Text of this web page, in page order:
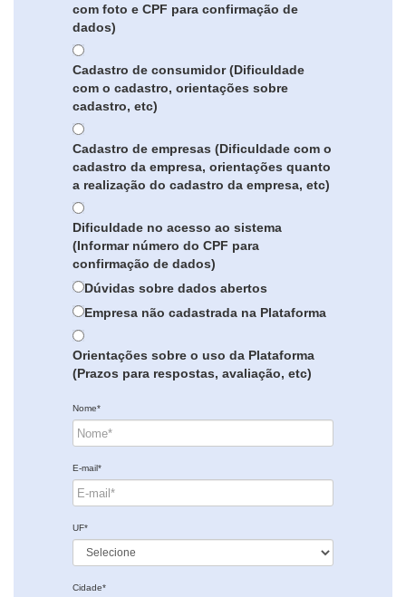
com foto e CPF para confirmação de
dados)
Cadastro de consumidor (Dificuldade
com o cadastro, orientações sobre
cadastro, etc)
Cadastro de empresas (Dificuldade com o
cadastro da empresa, orientações quanto
a realização do cadastro da empresa, etc)
Dificuldade no acesso ao sistema
(Informar número do CPF para
confirmação de dados)
Dúvidas sobre dados abertos
Empresa não cadastrada na Plataforma
Orientações sobre o uso da Plataforma
(Prazos para respostas, avaliação, etc)
Nome*
E-mail*
UF*
Cidade*